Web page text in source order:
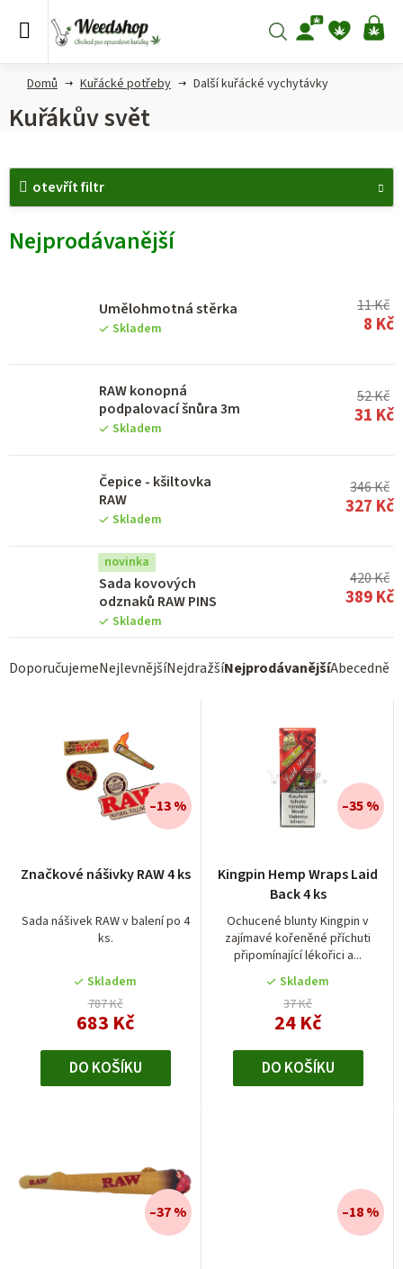
Hledat
Domů Kuřácké potřeby Další kuřácké vychytávky
Kuřákův svět
Nejprodávanější
Umělohmotná stěrka
Skladem
11 Kč
8 Kč
RAW konopná
podpalovací šnůra 3m
Skladem
52 Kč
31 Kč
Čepice - kšiltovka
RAW
Skladem
346 Kč
327 Kč
novinka
Sada kovových
odznaků RAW PINS
Skladem
420 Kč
389 Kč
Ř
DoporučujemeNejlevnějšíNejdražšíNejprodávanějšíAbecedně
otevřít filtr
V
i
o
k
Značkové nášivky RAW 4 ks
Sada nášivek RAW v balení po 4
ks.
Skladem
787 Kč
683 Kč
–13 %
DO KOŠÍKU
Kingpin Hemp Wraps Laid
Back 4 ks
Ochucené blunty Kingpin v
zajímavé kořeněné příchuti
připomínající lékořici a...
Skladem
37 Kč
24 Kč
–35 %
DO KOŠÍKU
–37 % –18 %